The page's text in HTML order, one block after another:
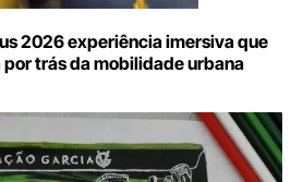
2026 experiência imersiva que
trás da mobilidade urbana